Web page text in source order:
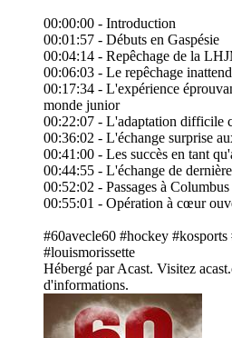
00:00:00 - Introduction
00:01:57 - Débuts en Gaspésie
00:04:14 - Repêchage de la
00:06:03 - Le repêchage
00:17:34 - L'expérience
monde junior
00:22:07 - L'adaptation difficile
00:36:02 - L'échange surprise
00:41:00 - Les succès en tant
00:44:55 - L'échange de
00:52:02 - Passages à
00:55:01 - Opération à cœur
#60avecle60 #hockey #kosports
#louismorissette
Hébergé par Acast. Visitez
d'informations.